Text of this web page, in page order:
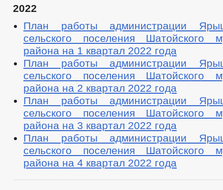
2022
План работы администрации
сельского поселения Шатойского
района на 1 квартал 2022 года
План работы администрации
сельского поселения Шатойского
района на 2 квартал 2022 года
План работы администрации
сельского поселения Шатойского
района на 3 квартал 2022 года
План работы администрации
сельского поселения Шатойского
района на 4 квартал 2022 года